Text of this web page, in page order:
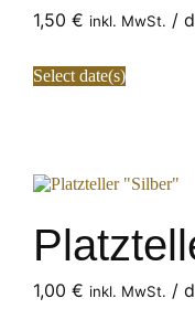
1,50€ inkl. MwSt. /
Select date(s)
1,00€ inkl. MwSt. /